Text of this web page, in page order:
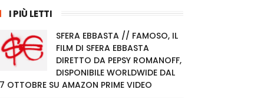
I PIÙ LETTI
SFERA EBBASTA // FAMOSO, IL
FILM DI SFERA EBBASTA
DIRETTO DA PEPSY ROMANOFF,
DISPONIBILE WORLDWIDE DAL
OTTOBRE SU AMAZON PRIME VIDEO